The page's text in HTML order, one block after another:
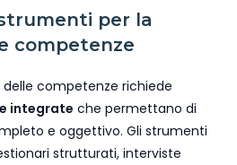
per la
competenze
competenze richiede
integrate che permettano di
e oggettivo. Gli strumenti
strutturati, interviste